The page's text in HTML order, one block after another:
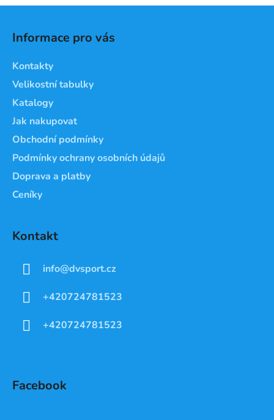
Informace pro vás
Kontakty
Velikostní tabulky
Katalogy
Jak nakupovat
Obchodní podmínky
Podmínky ochrany osobních údajů
Doprava a platby
Ceníky
Kontakt
info@dvsport.cz
+420724781523
+420724781523
Facebook